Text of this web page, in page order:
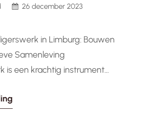
26 december 2023
in Limburg: Bouwen
Samenleving
is een krachtig instrument
aan positieve verandering. In